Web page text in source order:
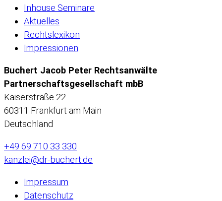
Inhouse Seminare
Aktuelles
Rechtslexikon
Impressionen
Buchert Jacob Peter Rechtsanwälte
Partnerschaftsgesellschaft mbB
Kaiserstraße 22
60311 Frankfurt am Main
Deutschland
+49 69 710 33 330
kanzlei@dr-buchert.de
Impressum
Datenschutz